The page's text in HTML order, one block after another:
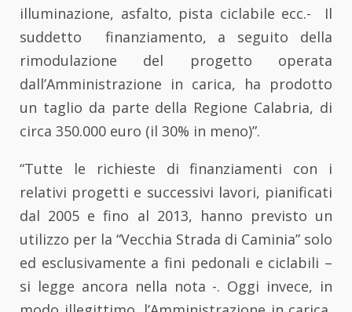
illuminazione, asfalto, pista ciclabile ecc.- Il
suddetto finanziamento, a seguito della
rimodulazione del progetto operata
dall’Amministrazione in carica, ha prodotto
un taglio da parte della Regione Calabria, di
circa 350.000 euro (il 30% in meno)”.
“Tutte le richieste di finanziamenti con i
relativi progetti e successivi lavori, pianificati
dal 2005 e fino al 2013, hanno previsto un
utilizzo per la “Vecchia Strada di Caminia” solo
ed esclusivamente a fini pedonali e ciclabili –
si legge ancora nella nota -. Oggi invece, in